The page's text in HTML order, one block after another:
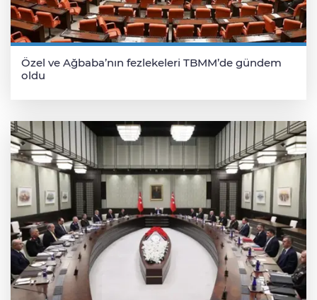
Özel ve Ağbaba’nın fezlekeleri TBMM’de gündem
oldu